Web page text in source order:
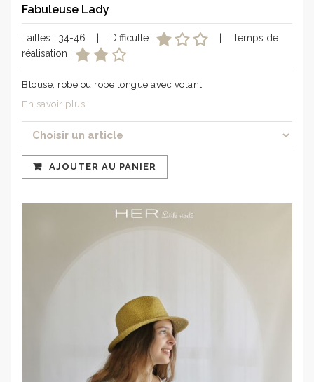
Fabuleuse Lady
Tailles : 34-46 | Difficulté :
| Temps de
réalisation :
Blouse, robe ou robe longue avec volant
En savoir plus
AJOUTER AU PANIER